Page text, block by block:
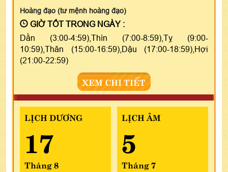
Hoàng đạo (tư mệnh hoàng đạo)
GIỜ TỐT TRONG NGÀY :
Dần (3:00-4:59),Thìn (7:00-8:59),Tỵ (9:00-
10:59),Thân (15:00-16:59),Dậu (17:00-18:59),Hợi
(21:00-22:59)
XEM CHI TIẾT
LỊCH DƯƠNG
17
Tháng 8
LỊCH ÂM
5
Tháng 7